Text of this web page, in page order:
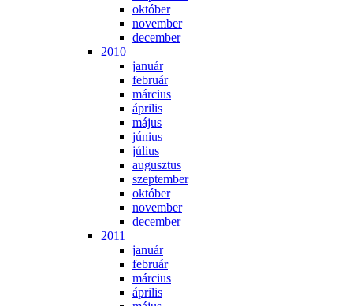
ok­tó­ber
no­vem­ber
de­cem­ber
2010
ja­nu­ár
feb­ru­ár
már­ci­us
áp­ri­lis
má­jus
jú­ni­us
jú­li­us
au­gusz­tus
szep­tem­ber
ok­tó­ber
no­vem­ber
de­cem­ber
2011
ja­nu­ár
feb­ru­ár
már­ci­us
áp­ri­lis